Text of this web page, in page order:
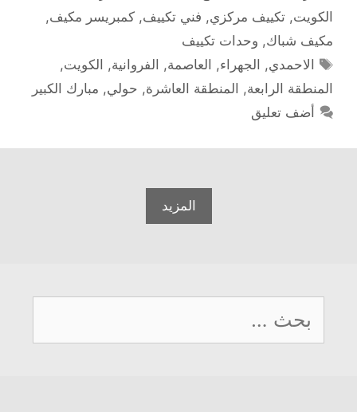
الكويت, تكييف مركزي, فني تكييف, كمبريسر مكيف,
مكيف شباك, وحدات تكييف
الوسوم
الاحمدي, الجهراء, العاصمة, الفروانية, الكويت,
المنطقة الرابعة, المنطقة العاشرة, حولي, مبارك الكبير
أضف تعليق
المزيد
عن: